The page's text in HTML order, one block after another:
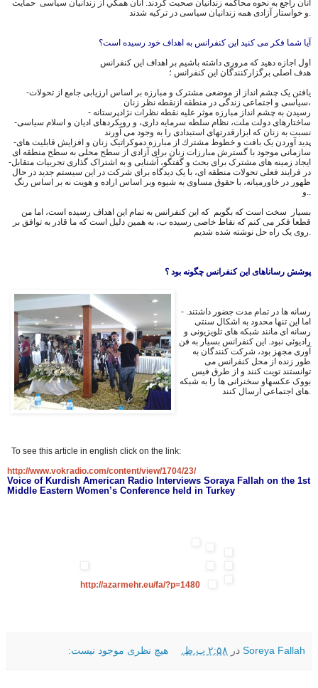
آنان راجع به نحوه محاكمه زندانيان صحبت كردند. آنان همگي از زندانیان سیاسی حمایت
آیا شما فکر می کنید این کنفرانس به اهداف خود رسیده است؟
اول اجازه دهید كه مرورى داشته باشيم بر اهداف این کنفرانس
هدف اصلی برگزارکنندگان این کنفرانس ؛
-يافتن یک چشم انداز از موضعى مشترک و مبارزه بر اساس ارزیابی جامع از تحولات
سیاسی و اجتماعی زندگی در منطقه ازنقطه نظر زنان،
- رسیدن به چشم انداز مبارزه موثر علیه نقطه نظرات نژادپرستانه
-ساختارهای دولت ملت، نظام سلطه سرمایه داری، و رویکردهای ادیان و اسلام سیاسی
نسبت به زنان که ابزارقدرتهای استبدادی را به وجود می آورند
-پدید آوردن یک بافت و خطوط مشترك از مبارزه دموکراتیک زنان و افزایش قابلیت های
سازمانی موجود با گسترش مبارزات زنان برای آزادی از سطح محلی به سطح منطقه ای
-ایجاد زمینه های مشترک برای بحث و گفتگو، آشنایی و به اشتراک گذاری تجربیات متقابل
در فرایند فعلی تحولات منطقه ای، با یک دیدگاه برای شرکت در این سیستم جدید در حال
ظهور در خاورمیانه، با حقوق مساوی به شیوه وبر اساس اراده و هویت نه بر اساس رنگ
بسیار سخت است که بگویم که این کنفرانس به تمام این اهداف رسیده است، اما من
قطعا فکر می کنم که نقاط خاصی رسیده ب، به همین دلیل است که ما قادر به توافق بر
پوشش رساناهاى اين كنفرانس چگونه بود ؟
- رسانه ها در تمام مدت جضور داشتند.
اما اين تنها محدود به اشکال سنتی
رسانه ای مانند شبکه های تلویزیونی و
راديوئى نبود. این کنفرانس بسیار به فن
آوری مجهز بود، شرکت کنندگان به
طور زنده از محل کنفرانس می
توانستند تویت کنند و از طرق فیس
بووک عکسهاو سخنرانی ها را به شبكه
To see this article in english click on the link:
http://www.vokradio.com/content/view/1704/23/
Voice of Kurdish American Radio Interviews Soraya Fallah on the 1st
Middle Eastern Women’s Conference held in Turkey
http://azarmehr.eu/fa/?p=1480
Soreya Fallah در ۲:۵۸ ب.ظ. هیچ نظری موجود نیست: